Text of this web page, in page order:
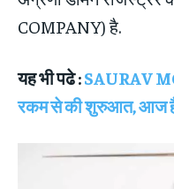
COMPANY) है.
यह भी पढे :SAURAV
रकम से की शुरुआत, आज है